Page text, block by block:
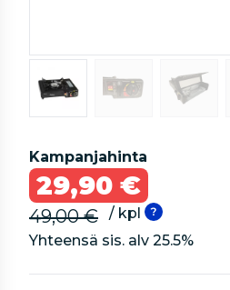
Kampanjahinta
29,90 €
49,00 €
/ kpl
Yhteensä sis. alv 25.5%